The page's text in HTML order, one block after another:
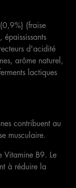
0,18g
176mg
(fraise
d'acidité
arôme naturel,
lactiques
contribuent au
musculaire.
Vitamine B9. Le
à réduire la